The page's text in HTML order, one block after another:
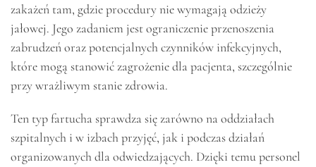
zakażeń tam, gdzie procedury nie wymagają odzieży
jałowej. Jego zadaniem jest ograniczenie przenoszenia
zabrudzeń oraz potencjalnych czynników infekcyjnych,
które mogą stanowić zagrożenie dla pacjenta, szczególnie
przy wrażliwym stanie zdrowia.
Ten typ fartucha sprawdza się zarówno na oddziałach
szpitalnych i w izbach przyjęć, jak i podczas działań
organizowanych dla odwiedzających. Dzięki temu personel